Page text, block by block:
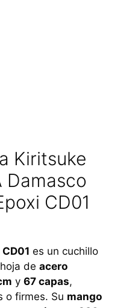
Kiritsuke
Damasco
CD01
es un cuchillo
de acero
y 67 capas,
o firmes. Su mango